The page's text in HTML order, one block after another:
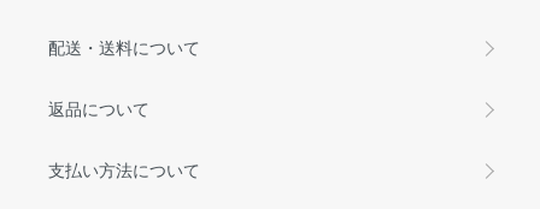
配送・送料について
返品について
支払い方法について